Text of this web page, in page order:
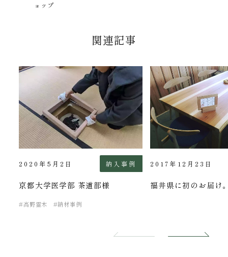
ョップ
関連記事
2020年5月2日 納入事例
京都大学医学部 茶道部様
高野霊木 納材事例
2017年12月23日
福井県に初のお届け